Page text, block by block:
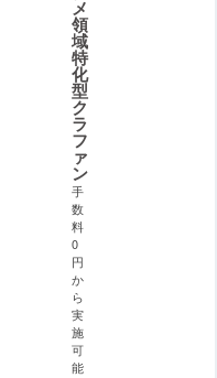
メ
領
域
特
化
型
ク
ラ
フ
ァ
ン
手
数
料
0
円
か
ら
実
施
可
能